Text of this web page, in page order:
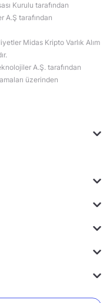
Kurulu tarafından
A.Ş tarafından
Midas Kripto Varlık Alım
A.Ş. tarafından
üzerinden